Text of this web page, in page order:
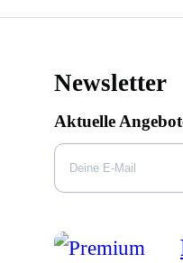
Newsletter
Aktuelle